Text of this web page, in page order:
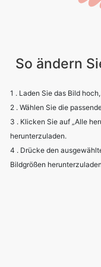
So ändern
1 . Laden Sie das Bild
2 . Wählen Sie die
3 . Klicken Sie auf „Alle
herunterzuladen.
4 . Drücke den
Bildgrößen